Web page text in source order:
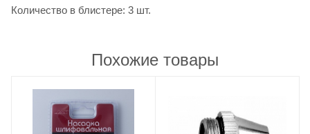
Количество в блистере: 3 шт.
Похожие товары